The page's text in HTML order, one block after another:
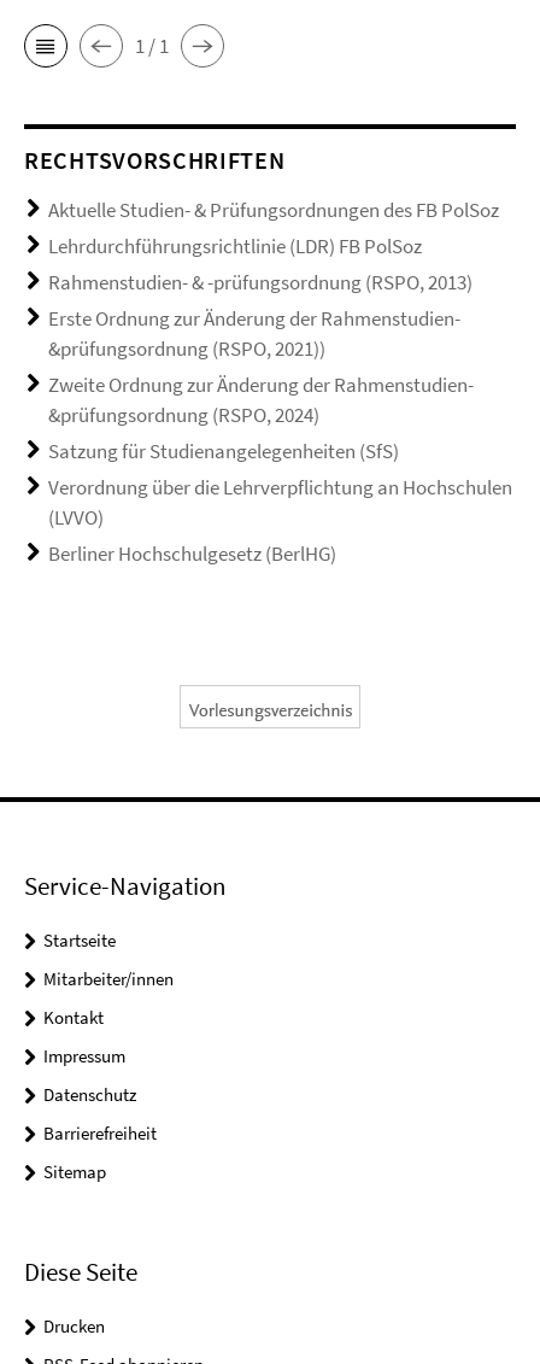
1 / 1
RECHTSVORSCHRIFTEN
Aktuelle Studien- & Prüfungsordnungen des FB PolSoz
Lehrdurchführungsrichtlinie (LDR) FB PolSoz
Rahmenstudien- & -prüfungsordnung (RSPO, 2013)
Erste Ordnung zur Änderung der Rahmenstudien-
&prüfungsordnung (RSPO, 2021))
Zweite Ordnung zur Änderung der Rahmenstudien-
&prüfungsordnung (RSPO, 2024)
Satzung für Studienangelegenheiten (SfS)
Verordnung über die Lehrverpflichtung an Hochschulen
(LVVO)
Berliner Hochschulgesetz (BerlHG)
Service-Navigation
Startseite
Mitarbeiter/innen
Kontakt
Impressum
Datenschutz
Barrierefreiheit
Sitemap
Diese Seite
Drucken